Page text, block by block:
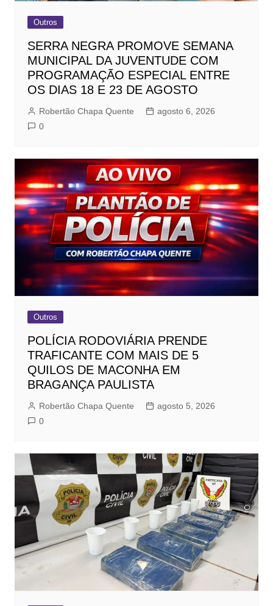
Outros
SERRA NEGRA PROMOVE SEMANA
MUNICIPAL DA JUVENTUDE COM
PROGRAMAÇÃO ESPECIAL ENTRE
OS DIAS 18 E 23 DE AGOSTO
Robertão Chapa Quente
agosto 6, 2026
0
Outros
POLÍCIA RODOVIÁRIA PRENDE
TRAFICANTE COM MAIS DE 5
QUILOS DE MACONHA EM
BRAGANÇA PAULISTA
Robertão Chapa Quente
agosto 5, 2026
0